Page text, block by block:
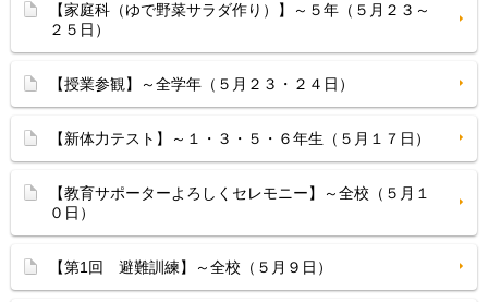
【家庭科（ゆで野菜サラダ作り）】～５年（５月２３～
２５日）
【授業参観】～全学年（５月２３・２４日）
【新体力テスト】～１・３・５・６年生（５月１７日）
【教育サポーターよろしくセレモニー】～全校（５月１
０日）
【第1回 避難訓練】～全校（５月９日）